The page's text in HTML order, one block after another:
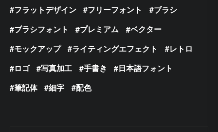
フラットデザイン
フリーフォント
ブラシ
ブラシフォント
プレミアム
ベクター
モックアップ
ライティングエフェクト
レトロ
ロゴ
写真加工 手書き
日本語フォント
筆記体
細字 配色